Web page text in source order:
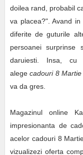
doilea rand, probabil
va placea?". Avand
diferite de guturile
persoanei
daruiesti. Insa,
alegecadouri 8 Martie
va da gres.
Magazinul online
impresionanta de
acelor cadouri 8
vizualizezi oferta